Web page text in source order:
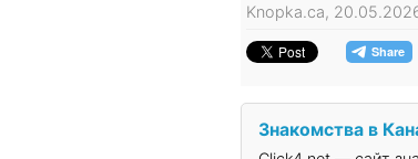
Knopka.ca,
Знакомства в